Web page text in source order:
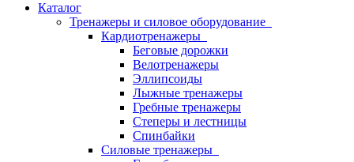
Каталог
Тренажеры и силовое оборудование
Кардиотренажеры
Беговые дорожки
Велотренажеры
Эллипсоиды
Лыжные тренажеры
Гребные тренажеры
Степеры и лестницы
Спинбайки
Силовые тренажеры